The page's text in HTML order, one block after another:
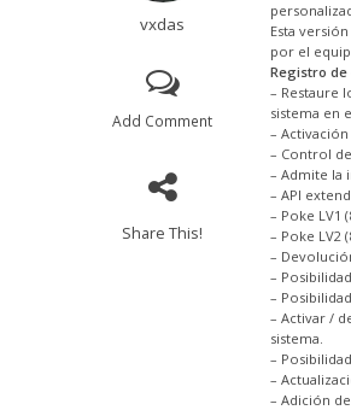
vxdas
Add Comment
Share This!
Esta
por el
Registro de
– Restaure
sistema en
–
– Control
– Admite la
– API
– Poke LV1
– Poke LV2
–
–
–
– Activar /
sistema.
–
–
– Adición